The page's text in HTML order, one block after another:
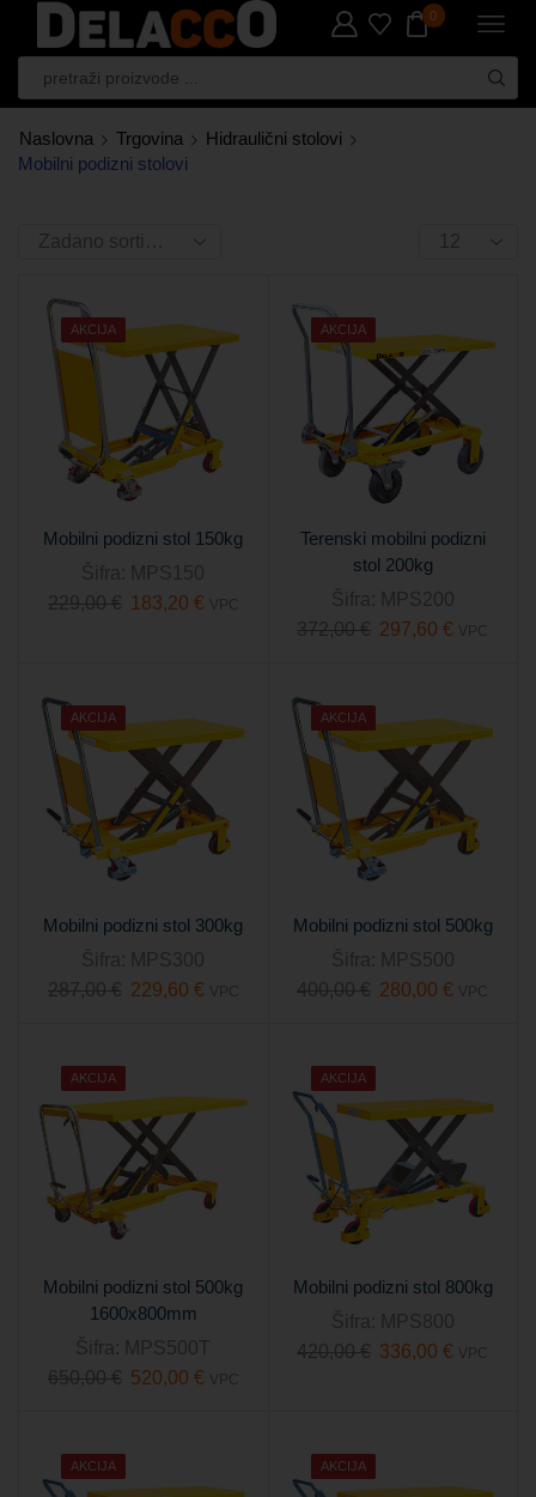
0
Naslovna Trgovina
Hidraulični stolovi
Mobilni podizni stolovi
AKCIJA
Mobilni podizni stol 150kg
229,00€ 183,20 € VPC
AKCIJA
Terenski mobilni podizni
stol 200kg
372,00€ 297,60€ VPC
AKCIJA
Mobilni podizni stol 300kg
287,00€ 229,60 €
AKCIJA
Mobilni podizni stol 500kg
400,00€ 280,00€
AKCIJA
Mobilni podizni stol 500kg
1600x800mm
650,00€ 520,00 € VPC
AKCIJA
Mobilni podizni stol 800kg
420,00€ 336,00€ VPC
AKCIJA AKCIJA